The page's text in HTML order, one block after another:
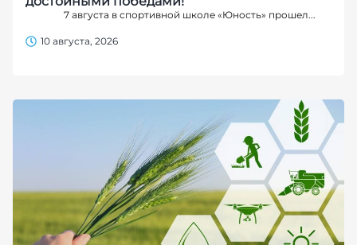
7 августа в спортивной школе «Юность» прошел...
10 августа, 2026